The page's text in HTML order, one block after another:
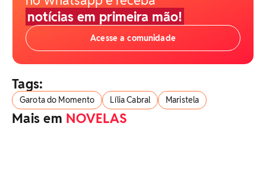
notícias em primeira mão!
Acesse a comunidade
Tags:
Garota do Momento Lília Cabral Maristela
Mais em NOVELAS